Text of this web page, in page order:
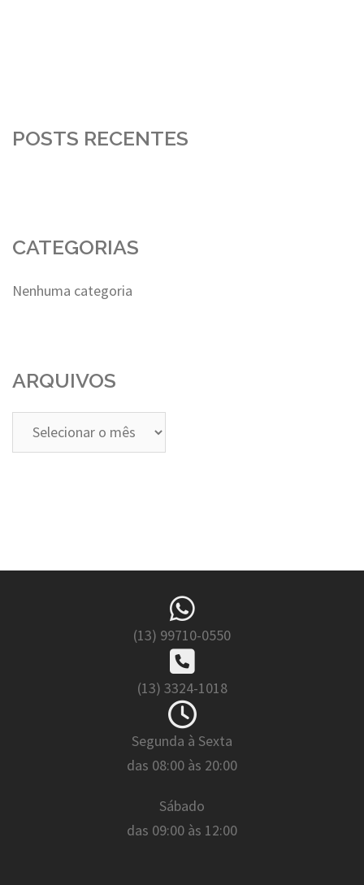
POSTS RECENTES
CATEGORIAS
Nenhuma categoria
ARQUIVOS
Arquivos
(13) 99710-0550
(13) 3324-1018
Segunda à Sexta
das 08:00 às 20:00
Sábado
das 09:00 às 12:00